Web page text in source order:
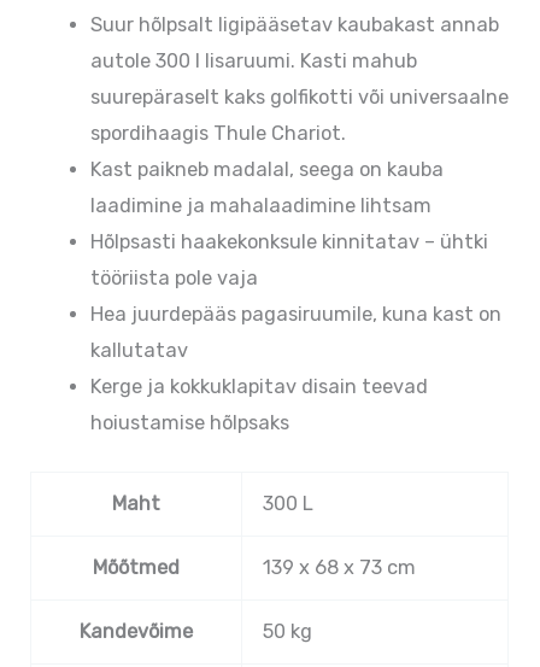
Suur hõlpsalt ligipääsetav kaubakast annab
autole 300 l lisaruumi. Kasti mahub
suurepäraselt kaks golfikotti või universaalne
spordihaagis Thule Chariot.
Kast paikneb madalal, seega on kauba
laadimine ja mahalaadimine lihtsam
Hõlpsasti haakekonksule kinnitatav – ühtki
tööriista pole vaja
Hea juurdepääs pagasiruumile, kuna kast on
kallutatav
Kerge ja kokkuklapitav disain teevad
hoiustamise hõlpsaks
Maht 300 L
Mõõtmed 139 x 68 x 73 cm
Kandevõime 50 kg